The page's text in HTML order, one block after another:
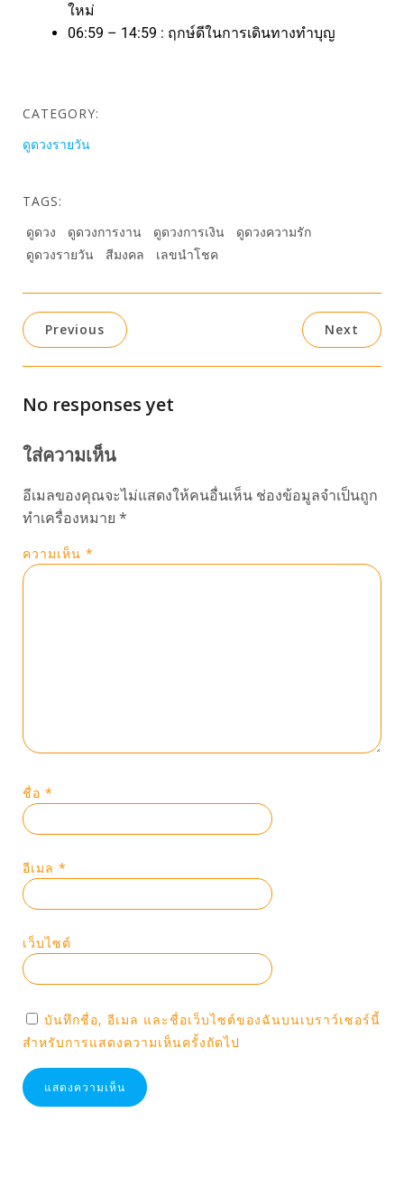
ใหม่
06:59 – 14:59 : ฤกษ์ดีในการเดินทางทำบุญ
CATEGORY:
ดูดวงรายวัน
TAGS:
ดูดวง
ดูดวงการงาน ดูดวงการเงิน
ดูดวงความรัก
ดูดวงรายวัน
สีมงคล เลขนำโชค
Previous Next
No responses yet
ใส่ความเห็น
อีเมลของคุณจะไม่แสดงให้คนอื่นเห็น ช่องข้อมูลจำเป็นถูก
ทำเครื่องหมาย *
ความเห็น *
ชื่อ *
อีเมล *
เว็บไซต์
บันทึกชื่อ, อีเมล และชื่อเว็บไซต์ของฉันบนเบราว์เซอร์นี้
สำหรับการแสดงความเห็นครั้งถัดไป